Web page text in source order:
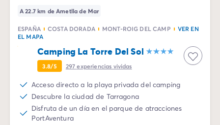
Camping con piscina climatizada
Camping con un bebé
Camping en familia
Camping en plena naturaleza
Camping que admite perros
Campings 5 estrellas
Campings de lujo
Por destino
Camping Costa Azul
Camping Isla de Elba
A 22.7 km de Ametlla de Mar
ESPAÑA COSTA DORADA MONT-ROIG DEL CAMP
VER EN
EL MAPA
Camping La Torre Del Sol
3.8/5 297experiencias vividas
Acceso directo a la playa privada del camping
Descubre la ciudad de Tarragona
Disfruta de un día en el parque de atracciones
PortAventura